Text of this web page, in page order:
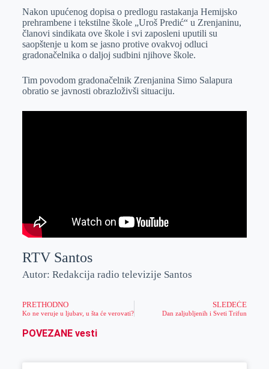
e
r
I
n
s
A
p
a
i
l
Nakon upućenog dopisa o predlogu rastakanja Hemijsko
prehrambene i tekstilne škole „Uroš Predić“ u Zrenjaninu,
članovi sindikata ove škole i svi zaposleni uputili su
saopštenje u kom se jasno protive ovakvoj odluci
gradonačelnika o daljoj sudbini njihove škole.
Tim povodom gradonačelnik Zrenjanina Simo Salapura
obratio se javnosti obrazloživši situaciju.
RTV Santos
Autor: Redakcija radio televizije Santos
PRETHODNO
Ko ne veruje u ljubav, u šta će verovati?
SLEDEĆE
Dan zaljubljenih i Sveti Trifun
POVEZANE vesti